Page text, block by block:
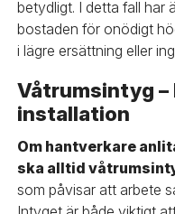
betydligt. I detta fall har
bostaden för onödigt
i lägre ersättning eller
Våtrumsintyg –
installation
Om hantverkare
ska alltid
som påvisar att arbete